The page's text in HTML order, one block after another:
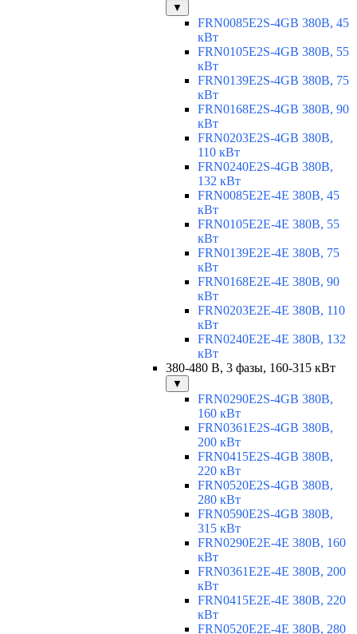
▼
FRN0085E2S-4GB 380В, 45
кВт
FRN0105E2S-4GB 380В, 55
кВт
FRN0139E2S-4GB 380В, 75
кВт
FRN0168E2S-4GB 380В, 90
кВт
FRN0203E2S-4GB 380В,
110 кВт
FRN0240E2S-4GB 380В,
132 кВт
FRN0085E2E-4E 380В, 45
кВт
FRN0105E2E-4E 380В, 55
кВт
FRN0139E2E-4E 380В, 75
кВт
FRN0168E2E-4E 380В, 90
кВт
FRN0203E2E-4E 380В, 110
кВт
FRN0240E2E-4E 380В, 132
кВт
380-480 В, 3 фазы, 160-315 кВт
▼
FRN0290E2S-4GB 380В,
160 кВт
FRN0361E2S-4GB 380В,
200 кВт
FRN0415E2S-4GB 380В,
220 кВт
FRN0520E2S-4GB 380В,
280 кВт
FRN0590E2S-4GB 380В,
315 кВт
FRN0290E2E-4E 380В, 160
кВт
FRN0361E2E-4E 380В, 200
кВт
FRN0415E2E-4E 380В, 220
кВт
FRN0520E2E-4E 380В, 280